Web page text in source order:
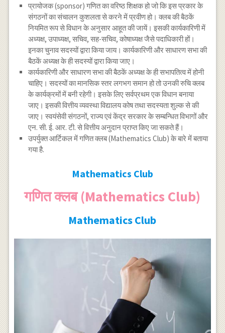
प्रायोजक (sponsor) गणित का वरिष्ठ शिक्षक हो जो कि इस प्रकार के
संगठनों का संचालन कुशलता से करने में प्रवीण हो। क्लब की बैठकें
नियमित रूप से विधान के अनुसार आहूत की जायें। इसकी कार्यकारिणी में
अध्यक्ष, उपाध्यक्ष, सचिव, सह-सचिव, कोषाध्यक्ष जैसे पदाधिकारी हों।
इनका चुनाव सदस्यों द्वारा किया जाय। कार्यकारिणी और साधारण सभा की
बैठकें अध्यक्ष के ही सदस्यों द्वारा किया जाए।
कार्यकारिणी और साधारण सभा की बैठकें अध्यक्ष के ही सभापतित्व में होनी
चाहिए। सदस्यों का मानसिक स्तर लगभग समान हो तो उनकी रुचि क्लब
के कार्यक्रमों में बनी रहेगी। इसके लिए सर्वप्रथम एक विधान बनाया
जाए। इसकी वित्तीय व्यवस्था विद्यालय कोष तथा सदस्यता शुल्क से की
जाए। स्वयंसेवी संगठनों, राज्य एवं केंद्र सरकार के सम्बन्धित विभागों और
एन. सी. ई. आर. टी. से वित्तीय अनुदान प्राप्त किए जा सकते हैं।
उपर्युक्त आर्टिकल में गणित क्लब (Mathematics Club) के बारे में बताया
गया है.
Mathematics Club
गणित क्लब (Mathematics Club)
Mathematics Club